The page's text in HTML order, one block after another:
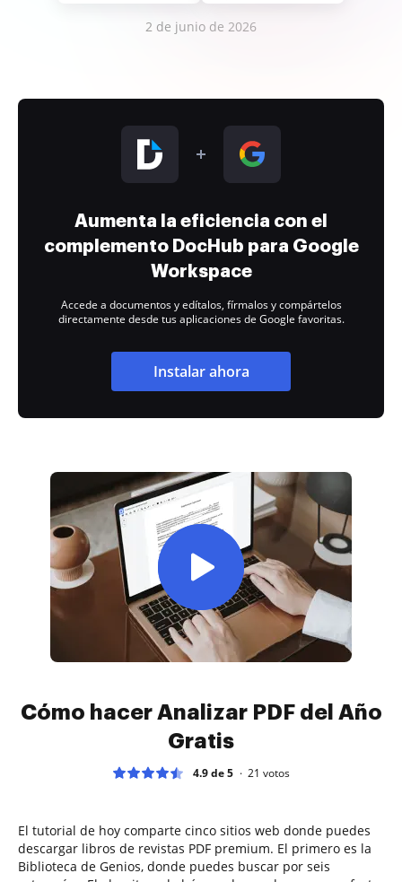
2 de junio de 2026
Aumenta la eficiencia con el
complemento DocHub para Google
Workspace
Accede a documentos y edítalos, fírmalos y compártelos
directamente desde tus aplicaciones de Google favoritas.
Instalar ahora
Cómo hacer Analizar PDF del Año
Gratis
4.9 de 5 21 votos
El tutorial de hoy comparte cinco sitios web donde puedes
descargar libros de revistas PDF premium. El primero es la
Biblioteca de Genios, donde puedes buscar por seis